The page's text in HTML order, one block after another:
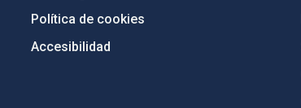
Política de cookies
Accesibilidad